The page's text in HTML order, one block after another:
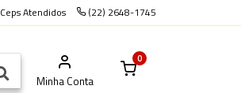
Ceps Atendidos (22) 2648-1745
Minha Conta
0